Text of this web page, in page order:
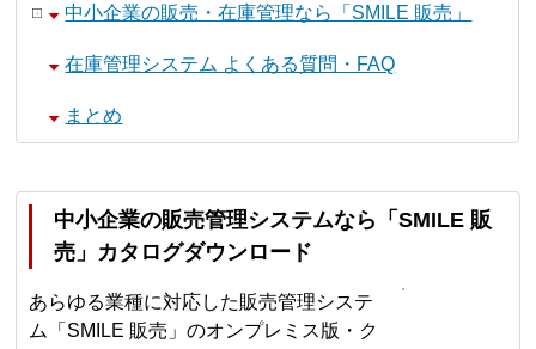
中小企業の販売・在庫管理なら「SMILE 販売」
在庫管理システム よくある質問・FAQ
まとめ
中小企業の販売管理システムなら「SMILE 販
売」カタログダウンロード
あらゆる業種に対応した販売管理システ
ム「SMILE 販売」のオンプレミス版・ク